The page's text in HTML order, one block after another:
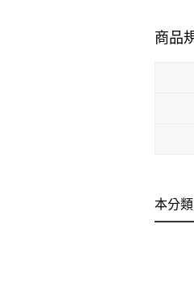
商品
本分